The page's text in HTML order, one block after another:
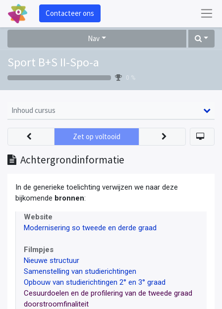
Contacteer ons
Nav
Sport B+S II-Spo-a
0 %
Inhoud cursus
Achtergrondinformatie
Zet op voltooid
In de generieke toelichting verwijzen we naar deze
bijkomende bronnen:
Website
Modernisering so tweede en derde graad
Filmpjes
Nieuwe structuur
Samenstelling van studierichtingen
Opbouw van studierichtingen 2° en 3° graad
Cesuurdoelen en de profilering van de tweede graad
doorstroomfinaliteit